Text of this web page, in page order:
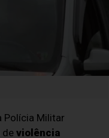
Polícia Militar
deviolência